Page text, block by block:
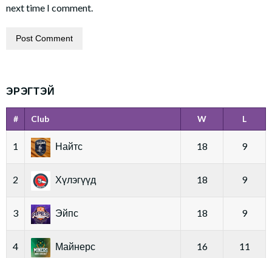
next time I comment.
ЭРЭГТЭЙ
# Club W L
1 Найтс 18 9
2 Хүлэгүүд 18 9
3 Эйпс 18 9
4 Майнерс 16 11